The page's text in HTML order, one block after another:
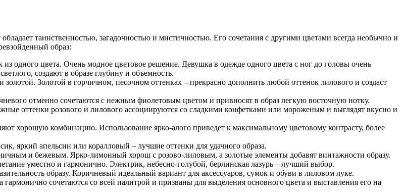
таинственностью, загадочностью и мистичностью. Его сочетания с другими цветами всегда необычно и
образ:
из одного цвета. Очень модное цветовое решение. Девушка в одежде одного цвета с ног до головы очень
создают в образе глубину и объемность.
Золотой в горчичном, песочном оттенках – прекрасно дополнить любой оттенок лилового и создаст
отменно сочетаются с нежным фиолетовым цветом и привносят в образ легкую восточную нотку.
оттенки розового и лилового ассоциируются со сладкими конфетками или мороженым и выглядят вкусно и
хорошую комбинацию. Использование ярко-алого приведет к максимальному цветовому контрасту, более
яркий апельсин или коралловый – лучшие оттенки для удачного образа.
и бежевым. Ярко-лимонный хорош с розово-лиловым, а золотые элементы добавят винтажности образу.
уместно и гармонично. Электрик, небесно-голубой, берлинская лазурь – лучший выбор.
образу. Коричневый идеальный вариант для аксессуаров, сумок и обуви в лиловом луке.
гармонично сочетаются со всей палитрой и призваны для выделения основного цвета и выставления его на